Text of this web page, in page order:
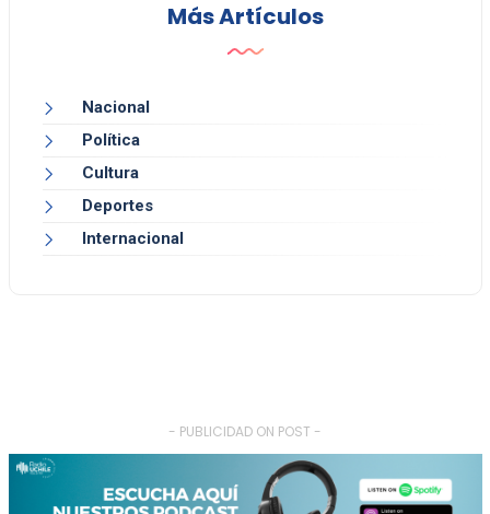
Más Artículos
Nacional
Política
Cultura
Deportes
Internacional
- PUBLICIDAD ON POST -